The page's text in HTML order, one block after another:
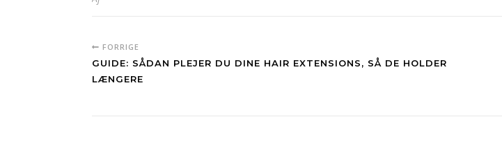
FORRIGE
GUIDE: SÅDAN PLEJER DU DINE HAIR EXTENSIONS, SÅ DE HOLDER
LÆNGERE